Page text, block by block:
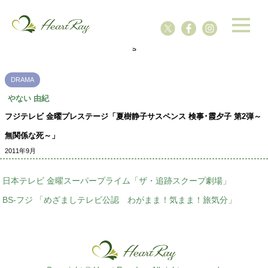
s
DRAMA
やない 由紀
フジテレビ 金曜プレステージ「夏樹静子サスペンス 検事･霞夕子 第2弾～
無関係な死～」
2011年9月
日本テレビ 金曜スーパープライム「ザ・追跡スクープ劇場」
BS-フジ 「めざましテレビ公認 わがまま！気まま！旅気分」